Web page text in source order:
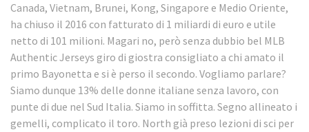
Canada, Vietnam, Brunei, Kong, Singapore e Medio Oriente,
ha chiuso il 2016 con fatturato di 1 miliardi di euro e utile
netto di 101 milioni. Magari no, però senza dubbio bel MLB
Authentic Jerseys giro di giostra consigliato a chi amato il
primo Bayonetta e si è perso il secondo. Vogliamo parlare?
Siamo dunque 13% delle donne italiane senza lavoro, con
punte di due nel Sud Italia. Siamo in soffitta. Segno allineato i
gemelli, complicato il toro. North già preso lezioni di sci per